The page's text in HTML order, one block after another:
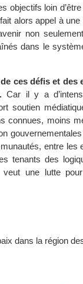
loin
alors appel à
non
dans le
ces défis et
Car il y a
soutien
connues, moins
entre les
tenants des
veut une lutte
dans la région